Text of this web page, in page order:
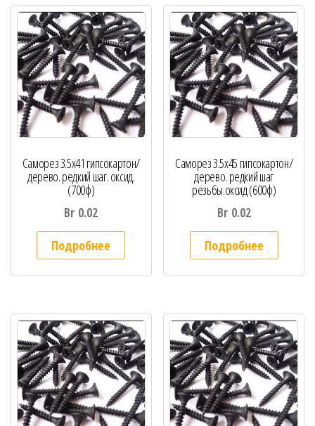
Саморез 3.5х41 гипсокартон/
дерево. редкий шаг. оксид.
(700ф)
Br 0.02
Подробнее
Саморез 3.5х45 гипсокартон/
дерево. редкий шаг
резьбы.оксид (600ф)
Br 0.02
Подробнее